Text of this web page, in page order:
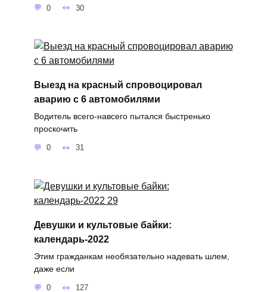
0 30
Выезд на красный спровоцировал
аварию с 6 автомобилями
Водитель всего-навсего пытался быстренько
проскочить
0 31
Девушки и культовые байки:
календарь-2022
Этим гражданкам необязательно надевать шлем,
даже если
0 127